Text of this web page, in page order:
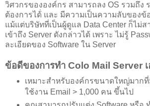
วิศวกรขององค์กร สามารถลง OS รวมถึง
ต้องการได้่ และ มีความเป็นความลับของข้
แม้แต่บริษัทที่เป็นผู้ดูแล Data Center ก็ไม่ส
เข้าถึง Server ดังกล่าวได้ เพราะ ไม่รู้
ละเอียดของ Software ใน Server
ข้อดีของการทำ Colo Mail Server เ
เหมาะสำหรับองค์กรขนาดใหญ่มาก
ใช้งาน Email > 1,000 คน ขึ้นไป